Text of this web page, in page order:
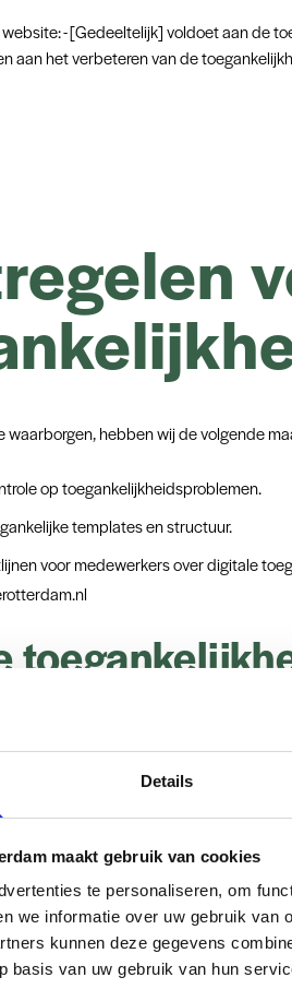
Details
maakt gebruik van cookies
te personaliseren, om
we informatie over uw gebruik van
kunnen deze gegevens
basis van uw gebruik van hun
- [Gedeeltelijk] voldoet aan de
aan het verbeteren van de
waarborgen, hebben wij de volgende
op toegankelijkheidsproblemen.
templates en structuur.
voor medewerkers over digitale
probleem Geplande actie
van
tags en
tekst
Implementatie
naar HTML